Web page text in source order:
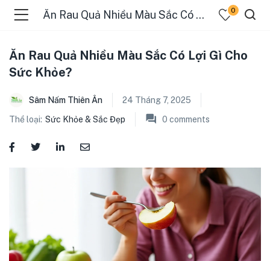
(Sản Phẩm )
(Danh Mục )
Ăn Rau Quả Nhiều Màu Sắc Có Lợi Gì Cho Sức Khỏe? 0
Ăn Rau Quả Nhiều Màu Sắc Có Lợi Gì Cho
Sức Khỏe?
Sâm Nấm Thiên Ân
24 Tháng 7, 2025
Thể loại: Sức Khỏe & Sắc Đẹp 0 comments